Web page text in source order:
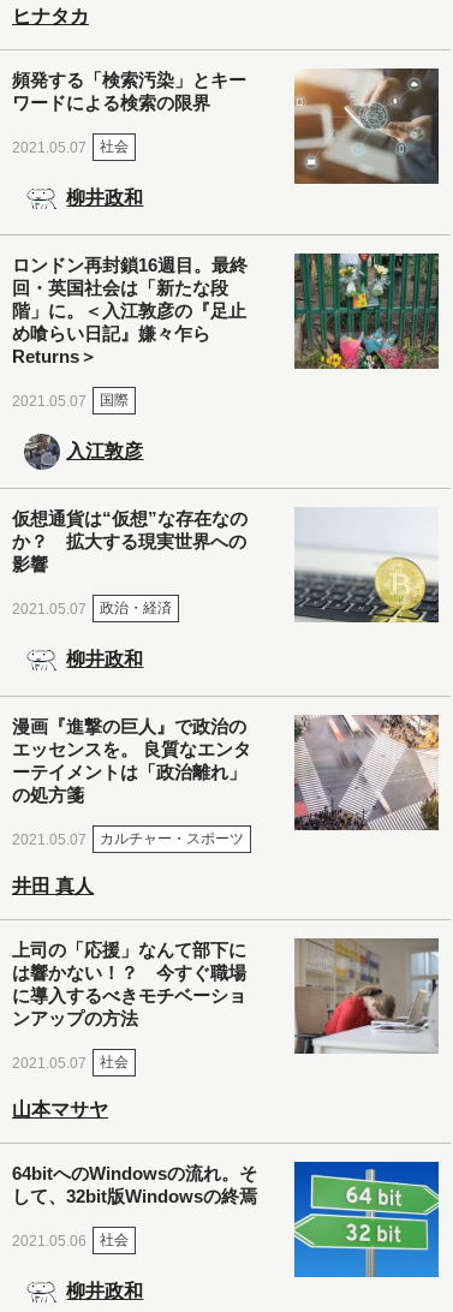
ヒナタカ
頻発する「検索汚染」とキー
ワードによる検索の限界
2021.05.07 社会
柳井政和
ロンドン再封鎖16週目。最終
回・英国社会は「新たな段
階」に。＜入江敦彦の『足止
め喰らい日記』嫌々乍ら
Returns＞
2021.05.07 国際
入江敦彦
仮想通貨は“仮想”な存在なの
か？ 拡大する現実世界への
影響
2021.05.07 政治・経済
柳井政和
漫画『進撃の巨人』で政治の
エッセンスを。 良質なエンタ
ーテイメントは「政治離れ」
の処方箋
2021.05.07 カルチャー・スポーツ
井田 真人
上司の「応援」なんて部下に
は響かない！？ 今すぐ職場
に導入するべきモチベーショ
ンアップの方法
2021.05.07 社会
山本マサヤ
64bitへのWindowsの流れ。そ
して、32bit版Windowsの終焉
2021.05.06 社会
柳井政和